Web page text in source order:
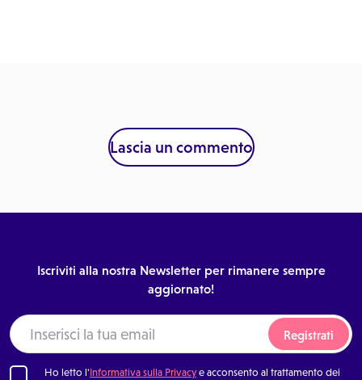
Lascia un commento
Iscriviti alla nostra Newsletter per rimanere sempre
aggiornato!
Registrati
Ho letto l'Informativa sulla Privacye acconsento al trattamento dei